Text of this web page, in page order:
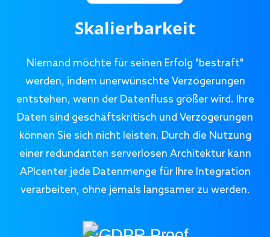
Skalierbarkeit
Niemand möchte für seinen Erfolg "bestraft"
werden, indem unerwünschte Verzögerungen
entstehen, wenn der Datenfluss größer wird. Ihre
Daten sind geschäftskritisch und Verzögerungen
können Sie sich nicht leisten. Durch die Nutzung
einer redundanten serverlosen Architektur kann
APIcenter jede Datenmenge für Ihre Integration
verarbeiten, ohne jemals langsamer zu werden.